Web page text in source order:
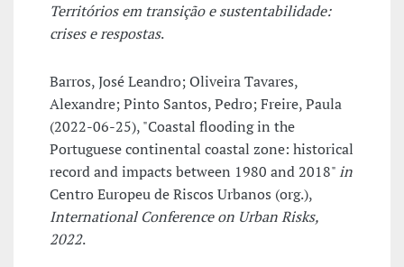
Territórios em transição e sustentabilidade:
crises e respostas.
Barros, José Leandro; Oliveira Tavares,
Alexandre; Pinto Santos, Pedro; Freire, Paula
(2022-06-25), "Coastal flooding in the
Portuguese continental coastal zone: historical
record and impacts between 1980 and 2018"in
Centro Europeu de Riscos Urbanos (org.),
International Conference on Urban Risks,
2022.